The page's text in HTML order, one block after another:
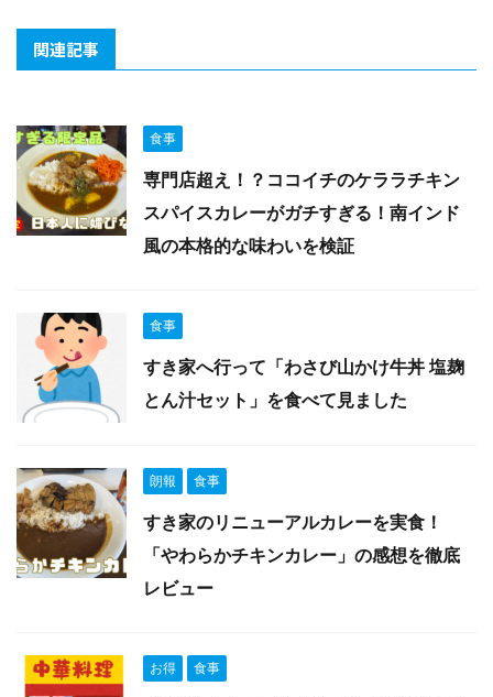
関連記事
食事
専門店超え！？ココイチのケララチキン
スパイスカレーがガチすぎる！南インド
風の本格的な味わいを検証
食事
すき家へ行って「わさび山かけ牛丼 塩麹
とん汁セット」を食べて見ました
朗報 食事
すき家のリニューアルカレーを実食！
「やわらかチキンカレー」の感想を徹底
レビュー
お得 食事